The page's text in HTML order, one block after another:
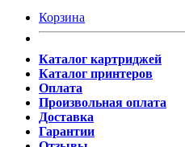
Корзина
Каталог картриджей
Каталог принтеров
Оплата
Произвольная оплата
Доставка
Гарантии